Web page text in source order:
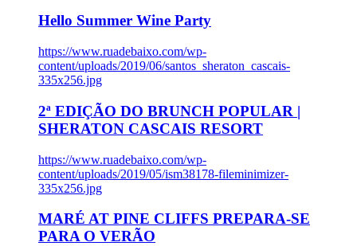
Hello Summer Wine Party
https://www.ruadebaixo.com/wp-
content/uploads/2019/06/santos_sheraton_cascais-
335x256.jpg
2ª EDIÇÃO DO BRUNCH POPULAR |
SHERATON CASCAIS RESORT
https://www.ruadebaixo.com/wp-
content/uploads/2019/05/ism38178-fileminimizer-
335x256.jpg
MARÉ AT PINE CLIFFS PREPARA-SE
PARA O VERÃO